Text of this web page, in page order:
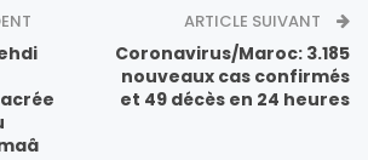
ARTICLE SUIVANT
Coronavirus/Maroc: 3.185
nouveaux cas confirmés
et 49 décès en 24 heures